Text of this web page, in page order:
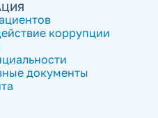
коррупции
документы